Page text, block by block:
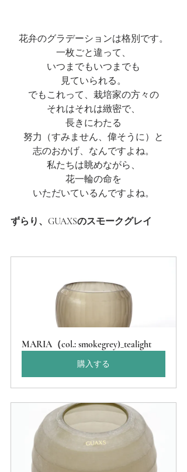
花弁のグラデーションは格別です。
一枚ごと違って、
いつまでもいつまでも
見ていられる。
でもこれって、栽培家の方々の
それはそれは緻密で、
長きにわたる
努力（すみません、偉そうに）と
志のおかげ、なんですよね。
私たちは眺めながら、
花一輪の命を
いただいているんですよね。
ずらり、GUAXSのスモークグレイ
MARIA（col.: smokegrey)_tealight
購入する